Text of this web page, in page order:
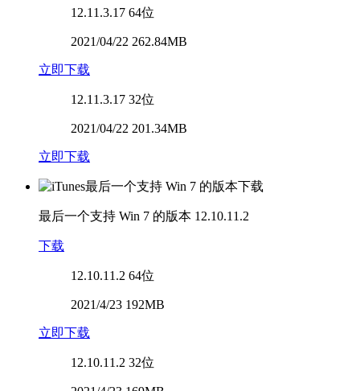
12.11.3.17 64位
2021/04/22 262.84MB
立即下载
12.11.3.17 32位
2021/04/22 201.34MB
立即下载
最后一个支持 Win 7 的版本 12.10.11.2
下载
12.10.11.2 64位
2021/4/23 192MB
立即下载
12.10.11.2 32位